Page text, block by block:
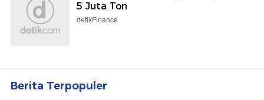
5 Juta Ton
detikFinance
Berita Terpopuler